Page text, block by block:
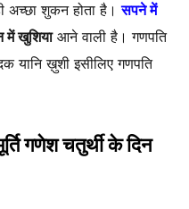
अच्छा शुकन होता है।सपने में
में खुशियाआने वाली है। गणपति
यानि ख़ुशी इसीलिए गणपति
गणेश चतुर्थी के दिन